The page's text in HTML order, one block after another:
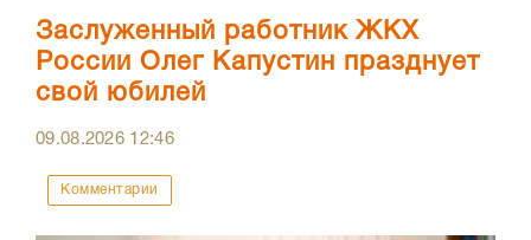
Заслуженный работник ЖКХ
России Олег Капустин празднует
свой юбилей
09.08.2026 12:46
Комментарии